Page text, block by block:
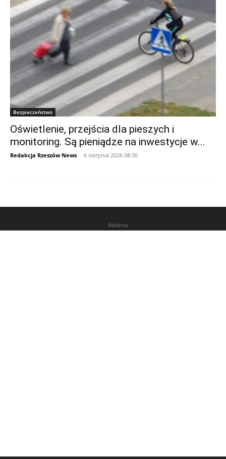
Bezpieczeństwo
Oświetlenie, przejścia dla pieszych i
monitoring. Są pieniądze na inwestycje w...
Redakcja Rzeszów News - 6 sierpnia 2026 08:30
Reklama